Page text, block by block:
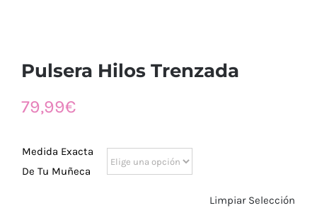
Pulsera Hilos Trenzada
79,99€
Medida Exacta
De Tu Muñeca
Limpiar Selección